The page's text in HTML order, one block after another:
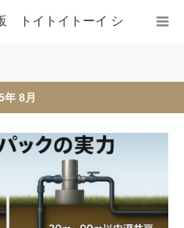
トイトイトーイ シ
年 8月